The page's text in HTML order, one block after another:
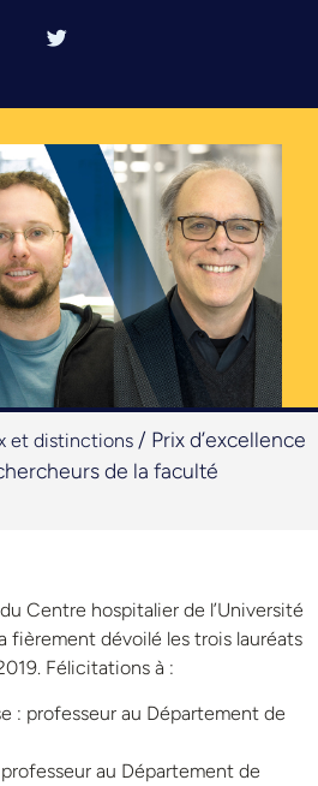
et distinctions / Prix d’excellence
de la faculté
Centre hospitalier de l’Université
fièrement dévoilé les trois lauréats
Félicitations à :
: professeur au Département de
au Département de